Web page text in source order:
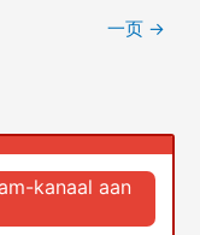
一页 →
kanaal aan